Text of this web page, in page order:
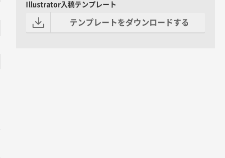
Illustrator入稿テンプレート
テンプレートをダウンロードする